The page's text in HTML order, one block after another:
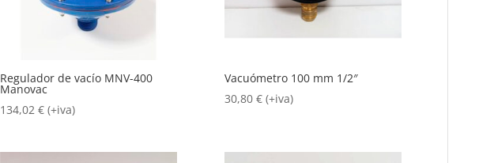
Regulador de vacío MNV-400
Manovac
134,02 € (+iva)
Vacuómetro 100 mm 1/2″
30,80 € (+iva)